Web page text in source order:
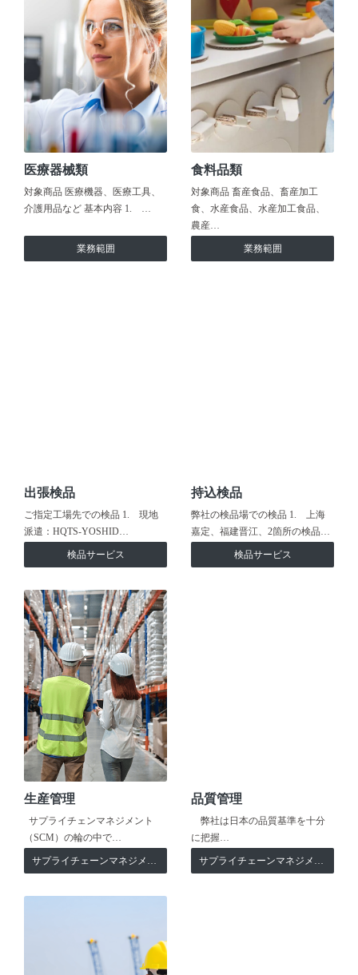
医療器械類
対象商品 医療機器、医療工具、
介護用品など 基本内容 1. …
業務範囲
食料品類
対象商品 畜産食品、畜産加工
食、水産食品、水産加工食品、
農産…
業務範囲
出張検品
ご指定工場先での検品 1. 現地
派遣：HQTS-YOSHID…
検品サービス
持込検品
弊社の検品場での検品 1. 上海
嘉定、福建晋江、2箇所の検品…
検品サービス
生産管理
サプライチェンマネジメント
（SCM）の輪の中で…
サプライチェーンマネジメント
品質管理
弊社は日本の品質基準を十分
に把握…
サプライチェーンマネジメント